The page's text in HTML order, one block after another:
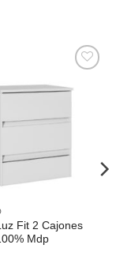
Fit 2 Cajones
Mdp